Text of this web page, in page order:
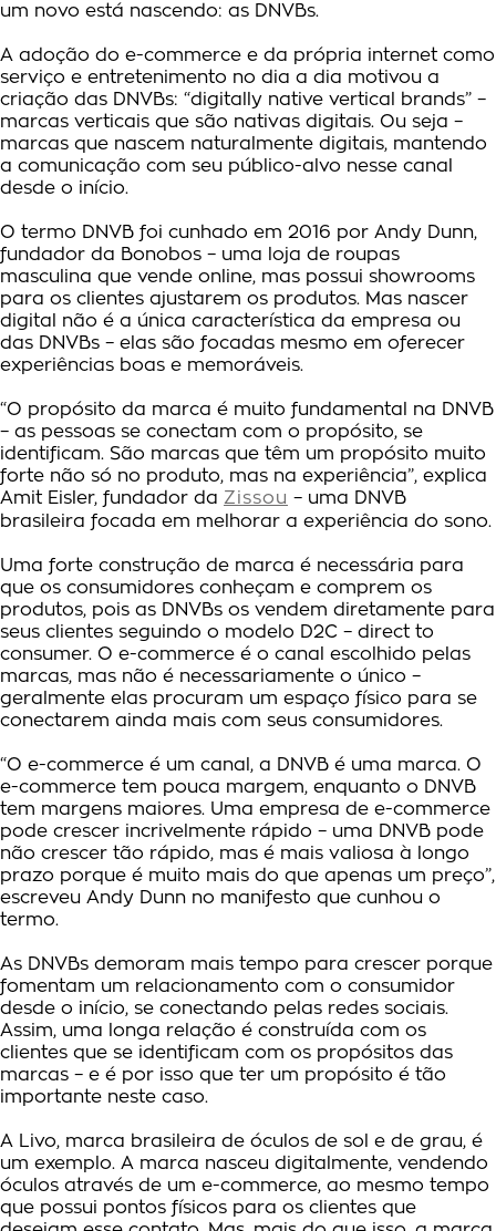
um novo está nascendo: as DNVBs.
A adoção do e-commerce e da própria internet como
serviço e entretenimento no dia a dia motivou a
criação das DNVBs: “digitally native vertical brands” –
marcas verticais que são nativas digitais. Ou seja –
marcas que nascem naturalmente digitais, mantendo
a comunicação com seu público-alvo nesse canal
desde o início.
O termo DNVB foi cunhado em 2016 por Andy Dunn,
fundador da Bonobos – uma loja de roupas
masculina que vende online, mas possui showrooms
para os clientes ajustarem os produtos. Mas nascer
digital não é a única característica da empresa ou
das DNVBs – elas são focadas mesmo em oferecer
experiências boas e memoráveis.
“O propósito da marca é muito fundamental na DNVB
– as pessoas se conectam com o propósito, se
identificam. São marcas que têm um propósito muito
forte não só no produto, mas na experiência”, explica
Amit Eisler, fundador da Zissou – uma DNVB
brasileira focada em melhorar a experiência do sono.
Uma forte construção de marca é necessária para
que os consumidores conheçam e comprem os
produtos, pois as DNVBs os vendem diretamente para
seus clientes seguindo o modelo D2C – direct to
consumer. O e-commerce é o canal escolhido pelas
marcas, mas não é necessariamente o único –
geralmente elas procuram um espaço físico para se
conectarem ainda mais com seus consumidores.
“O e-commerce é um canal, a DNVB é uma marca. O
e-commerce tem pouca margem, enquanto o DNVB
tem margens maiores. Uma empresa de e-commerce
pode crescer incrivelmente rápido – uma DNVB pode
não crescer tão rápido, mas é mais valiosa à longo
prazo porque é muito mais do que apenas um preço”,
escreveu Andy Dunn no manifesto que cunhou o
termo.
As DNVBs demoram mais tempo para crescer porque
fomentam um relacionamento com o consumidor
desde o início, se conectando pelas redes sociais.
Assim, uma longa relação é construída com os
clientes que se identificam com os propósitos das
marcas – e é por isso que ter um propósito é tão
importante neste caso.
A Livo, marca brasileira de óculos de sol e de grau, é
um exemplo. A marca nasceu digitalmente, vendendo
óculos através de um e-commerce, ao mesmo tempo
que possui pontos físicos para os clientes que